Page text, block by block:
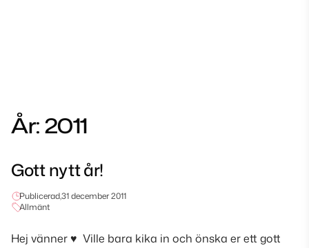
År:2011
Gott nytt år!
Publicerad,31 december 2011
Allmänt
Hej vänner♥ Ville bara kika in och önska er ett gott